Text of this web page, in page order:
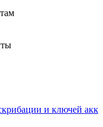
и ключей